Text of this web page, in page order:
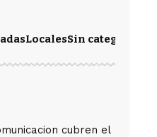
LocalesSin categoría
cubren el